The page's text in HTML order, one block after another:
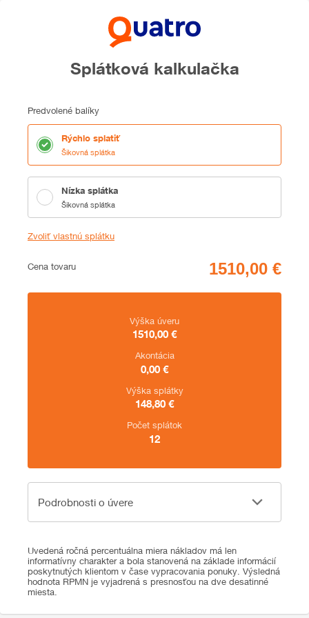
Splátková kalkulačka
Predvolené balíky
Rýchlo splatiť
Šikovná splátka
Nízka splátka
Šikovná splátka
Zvoliť vlastnú splátku
Cena
Cena tovaru
Zhrnutie
Výška úveru
1510,00 €
Akontácia
0,00 €
Výška splátky
148,80 €
Počet splátok
12
Podrobnosti o úvere
Podrobnosti o úvere
Uvedená ročná percentuálna miera nákladov má len
informatívny charakter a bola stanovená na základe informácií
poskytnutých klientom v čase vypracovania ponuky. Výsledná
hodnota RPMN je vyjadrená s presnosťou na dve desatinné
miesta.